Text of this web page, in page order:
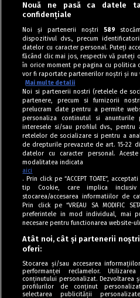
Tag
Program
Politica de
Nouă ne pasă ca datele
confidențiale
Noi și partenerii noștri 589
dispozitivul dvs., precum
datelor cu caracter personal. Puteți
făcând clic mai jos, respectiv vă puteți
în orice moment pe pagina cu politica
vor fi raportate partenerilor noștri și nu
Mai multe detalii
Noi si partenerii nostri (retelele de
partenere, precum si furnizorii
prelucram date pentru a permite
personaliza continutul si
interesele si/sau profilul dvs.,
retelelor de socializare si pentru a
de drepturile prevazute de art. 15-22
datelor cu caracter personal.
modalitatea indicata
aici
. Prin click pe “ACCEPT TOATE”,
tip Cookie, care implica
stocarea/accesarea informatiilor de
Prin click pe “VREAU SA MODIFIC
preferintele in mod individual, mai
necesare pentru functionarea website-
Atât noi, cât și partenerii
oferi:
Stocarea și/sau accesarea
performanței reclamelor.
conținutului personalizat. Dezvoltarea
profilurilor de conținut
selectarea publicității